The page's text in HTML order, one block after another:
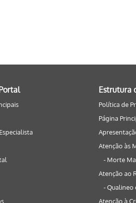
Estrutura
Política de
Página
Atenção às
- Morte
Atenção ao
- Qualineo
Atenção à